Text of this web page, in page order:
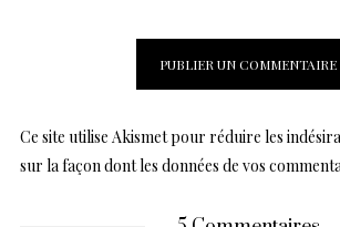
Ce site utilise Akismet pour réduire les
sur la façon dont les données de vos